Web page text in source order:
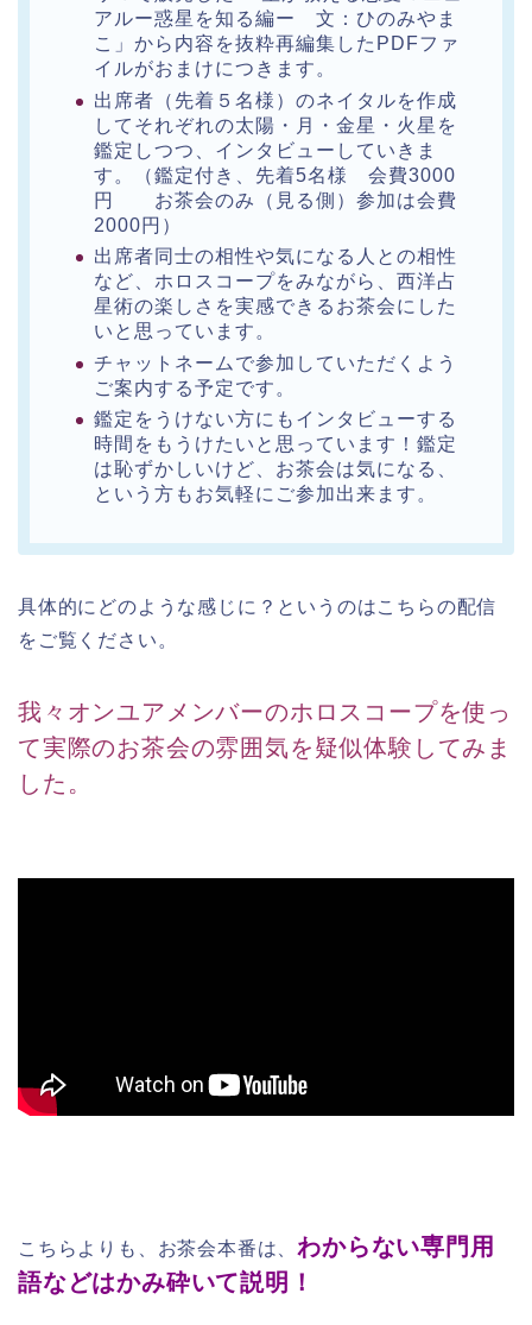
アルー惑星を知る編ー 文：ひのみやま
こ」から内容を抜粋再編集したPDFファ
イルがおまけにつきます。
出席者（先着５名様）のネイタルを作成
してそれぞれの太陽・月・金星・火星を
鑑定しつつ、インタビューしていきま
す。（鑑定付き、先着5名様 会費3000
円 お茶会のみ（見る側）参加は会費
2000円）
出席者同士の相性や気になる人との相性
など、ホロスコープをみながら、西洋占
星術の楽しさを実感できるお茶会にした
いと思っています。
チャットネームで参加していただくよう
ご案内する予定です。
鑑定をうけない方にもインタビューする
時間をもうけたいと思っています！鑑定
は恥ずかしいけど、お茶会は気になる、
という方もお気軽にご参加出来ます。
具体的にどのような感じに？というのはこちらの配信
をご覧ください。
我々オンユアメンバーのホロスコープを使っ
て実際のお茶会の雰囲気を疑似体験してみま
した。
こちらよりも、お茶会本番は、わからない専門用
語などはかみ砕いて説明！